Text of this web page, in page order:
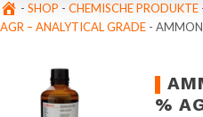
- SHOP - CHEMISCHE PRODUKTE
AGR – ANALYTICAL GRADE -
%